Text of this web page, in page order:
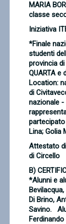
MARIA
classe
Iniziativa
*Finale
studenti
provincia
QUARTA e
Location:
di
nazionale -
partecipato
Lina; Golia
Attestato
di Circello
B)
*Alunni e
Di Brino,
Savino.